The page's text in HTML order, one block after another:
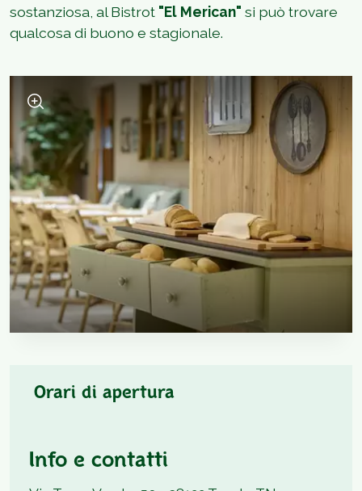
sostanziosa, al Bistrot "El Merican" si può trovare
qualcosa di buono e stagionale.
Orari di apertura
Info e contatti